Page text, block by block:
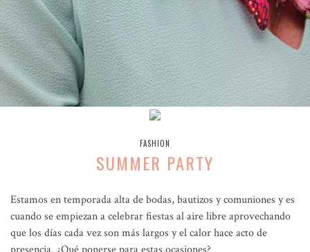
FASHION
SUMMER PARTY
Estamos en temporada alta de bodas, bautizos y comuniones y es
cuando se empiezan a celebrar fiestas al aire libre aprovechando
que los días cada vez son más largos y el calor hace acto de